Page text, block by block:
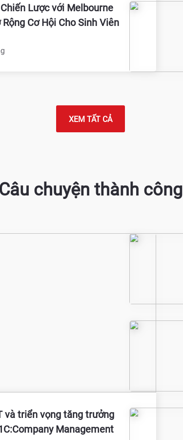
Lược với Melbourne
Cơ Hội Cho Sinh Viên
XEM TẤT CẢ
Câu chuyện thành công
và triển vọng tăng trưởng
Management